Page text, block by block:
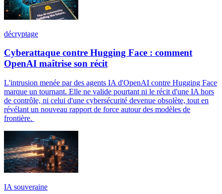
décryptage
Cyberattaque contre Hugging Face : comment
OpenAI maîtrise son récit
L'intrusion menée par des agents IA d'OpenAI contre Hugging Face
marque un tournant. Elle ne valide pourtant ni le récit d'une IA hors
de contrôle, ni celui d'une cybersécurité devenue obsolète, tout en
révélant un nouveau rapport de force autour des modèles de
frontière.
IA souveraine